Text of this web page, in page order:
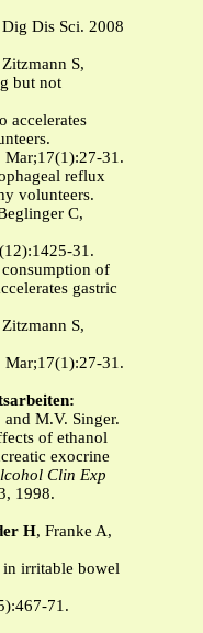
Dis Sci. 2008
S,
but not
accelerates
Mar;17(1):27-31.
reflux
volunteers.
C,
31.
of
gastric
S,
Mar;17(1):27-31.
and M.V. Singer.
of ethanol
exocrine
Clin Exp
1998.
H, Franke A,
in irritable bowel
71.